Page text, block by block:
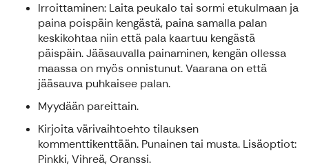
Irroittaminen: Laita peukalo tai sormi etukulmaan ja
paina poispäin kengästä, paina samalla palan
keskikohtaa niin että pala kaartuu kengästä
päispäin. Jääsauvalla painaminen, kengän ollessa
maassa on myös onnistunut. Vaarana on että
jääsauva puhkaisee palan.
Myydään pareittain.
Kirjoita värivaihtoehto tilauksen
kommenttikenttään. Punainen tai musta. Lisäoptiot:
Pinkki, Vihreä, Oranssi.